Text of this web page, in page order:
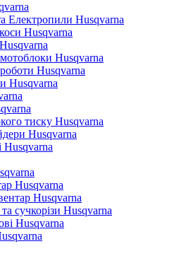
Електропили Husqvarna
Husqvarna
Husqvarna
Husqvarna
Husqvarna
тиску Husqvarna
Husqvarna
Husqvarna
Husqvarna
Husqvarna
сучкорізи Husqvarna
Husqvarna